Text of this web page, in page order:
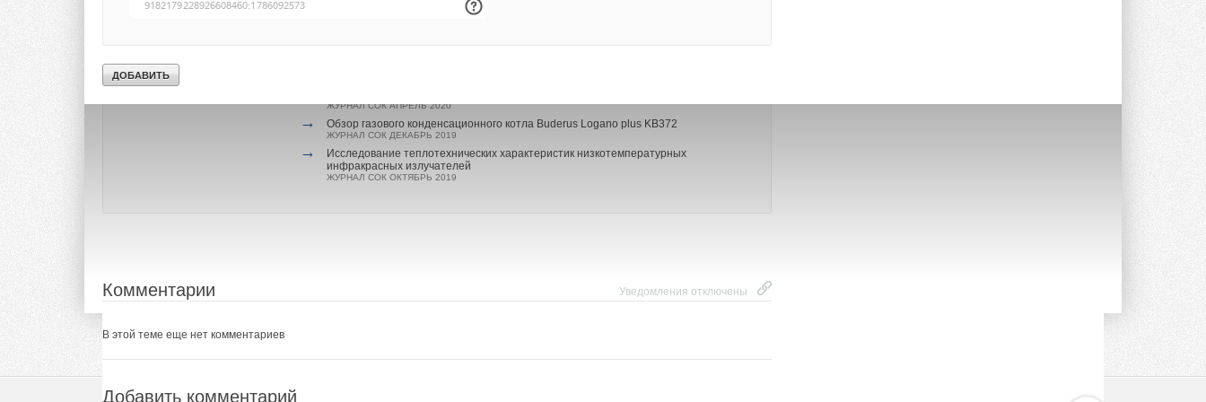
обязательным для новостроек
Шумоглушители собственного
ЖУРНАЛ СОК АПРЕЛЬ 2020
→ Обзор газового конденсационного котла Buderus Logano plus KB372
ЖУРНАЛ СОК ДЕКАБРЬ 2019
→
Исследование теплотехнических характеристик низкотемпературных
инфракрасных излучателей
ЖУРНАЛ СОК ОКТЯБРЬ 2019
Уведомления отключены
Комментарии
В этой теме еще нет комментариев
Добавить комментарий